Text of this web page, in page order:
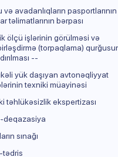
və avadanlıqların
təlimatlarının bərpası
ölçü işlərinin görülməsi və
(torpaqlama)
--
yük daşıyan avtonəqliyyat
texniki müayinəsi
təhlükəsizlik ekspertizası
deqazasiya
sınağı
tədris